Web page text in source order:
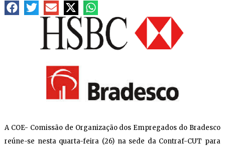
A COE- Comissão de Organização dos Empregados do Bradesco
reúne-se nesta quarta-feira (26) na sede da Contraf-CUT para